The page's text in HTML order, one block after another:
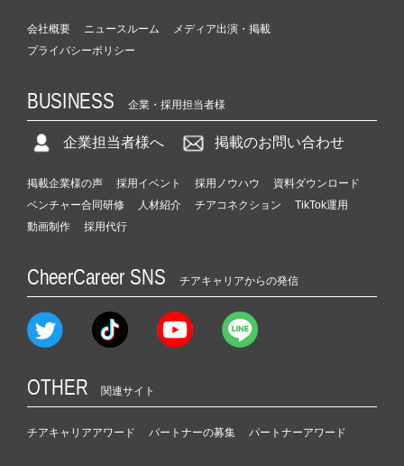
会社概要 ニュースルーム
メディア出演・掲載
プライバシーポリシー
BUSINESS 企業・採用担当者様
企業担当者様へ 掲載のお問い合わせ
掲載企業様の声 採用イベント 採用ノウハウ
資料ダウンロード
ベンチャー合同研修
人材紹介 チアコネクション
TikTok運用
動画制作
採用代行
CheerCareer SNS チアキャリアからの発信
OTHER 関連サイト
チアキャリアアワード パートナーの募集 パートナーアワード